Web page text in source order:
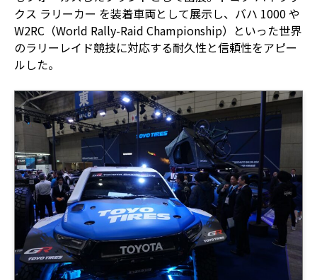
クス ラリーカー を装着車両として展示し、バハ 1000 や
W2RC（World Rally-Raid Championship）といった世界
のラリーレイド競技に対応する耐久性と信頼性をアピー
ルした。